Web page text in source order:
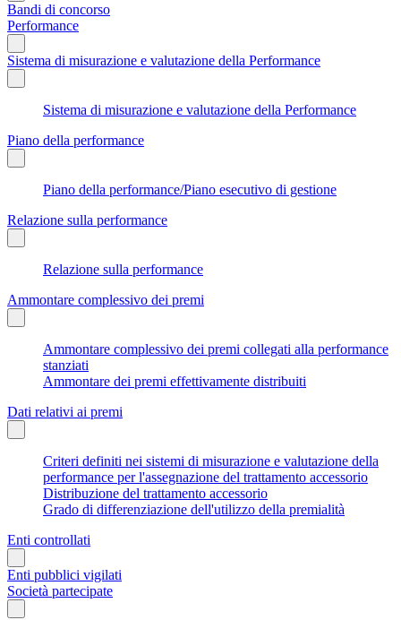
Bandi di concorso
Performance
Sistema di misurazione e valutazione della Performance
Sistema di misurazione e valutazione della Performance
Piano della performance
Piano della performance/Piano esecutivo di gestione
Relazione sulla performance
Relazione sulla performance
Ammontare complessivo dei premi
Ammontare complessivo dei premi collegati alla performance
stanziati
Ammontare dei premi effettivamente distribuiti
Dati relativi ai premi
Criteri definiti nei sistemi di misurazione e valutazione della
performance per l'assegnazione del trattamento accessorio
Distribuzione del trattamento accessorio
Grado di differenziazione dell'utilizzo della premialità
Enti controllati
Enti pubblici vigilati
Società partecipate